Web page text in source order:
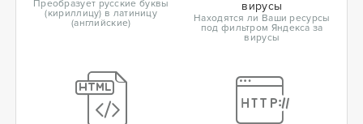
Преобразует русские буквы
(кириллицу) в латиницу
(английские)
вирусы
Находятся ли Ваши ресурсы
под фильтром Яндекса за
вирусы